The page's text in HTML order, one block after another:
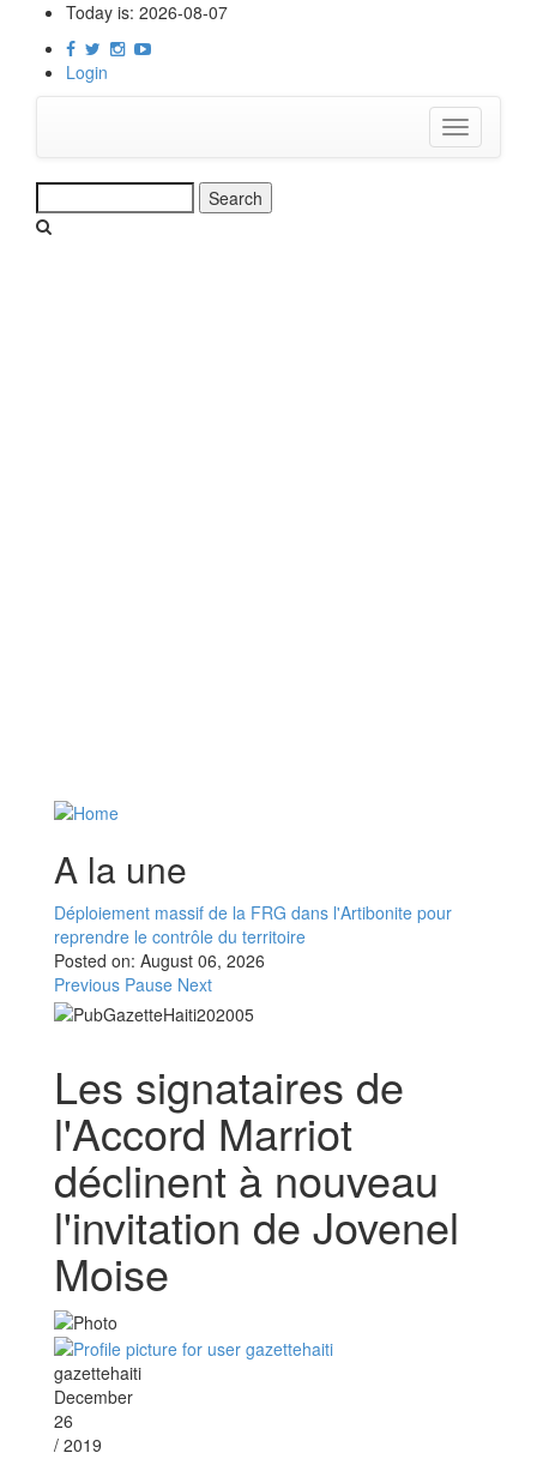
content
Today is: 2026-08-07
Login
Toggle
navigation
A la une
Déploiement massif de la FRG dans l'Artibonite pour
reprendre le contrôle du territoire
Posted on: August 06, 2026
Previous Pause Next
Les signataires de
l'Accord Marriot
déclinent à nouveau
l'invitation de Jovenel
Moise
gazettehaiti
December
26
/ 2019